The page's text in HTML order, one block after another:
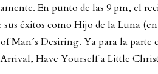
En punto de las 9 pm, el
éxitos como Hijo de la Luna
Man´s Desiring. Ya para la
Have Yourself a Little